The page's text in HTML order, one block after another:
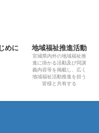
めに 地域福祉推進活動
宮城県内外の地域福祉推
進に掛かる活動及び同講
義内容等を掲載し、広く
地域福祉活動推進を担う
皆様と共有する